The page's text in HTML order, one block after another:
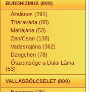
BUDDHIZMUS (809)
Általános (291)
Théraváda (80)
Mahájána (53)
Zen/Csan (138)
Vadzsrajána (362)
Dzogchen (78)
Őszentsége a Dalai Láma
(53)
VALLÁSBÖLCSELET (800)